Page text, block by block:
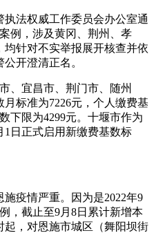
执法权威工作委员会办公室通
例，涉及黄冈、荆州、孝
针对不实举报展开核查并依
开澄清正名。
、宜昌市、荆门市、随州
标准为7226元，个人缴费基
下限为4299元。十堰市作为
1日正式启用新缴费基数标
疫情严重。因为是2022年9
，截止至9月8日累计新增本
起，对恩施市城区（舞阳坝街